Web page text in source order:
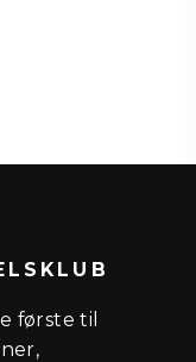
første til